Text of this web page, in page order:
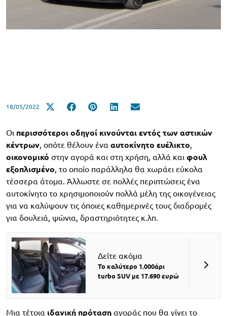
18/05/2022
Οι περισσότεροι οδηγοί κινούνται εντός των αστικών
κέντρων, οπότε θέλουν ένα αυτοκίνητο ευέλικτο,
οικονομικό στην αγορά και στη χρήση, αλλά και φουλ
εξοπλισμένο, το οποίο παράλληλα θα χωράει εύκολα
τέσσερα άτομα. Άλλωστε σε πολλές περιπτώσεις ένα
αυτοκίνητο το χρησιμοποιούν πολλά μέλη της οικογένειας
για να καλύψουν τις όποιες καθημερινές τους διαδρομές
για δουλειά, ψώνια, δραστηριότητες κ.λπ.
Δείτε ακόμα
Το καλύτερο 1.000άρι
turbo SUV με 17.690 ευρώ
Μια τέτοια ιδανική πρόταση αγοράς που θα γίνει το